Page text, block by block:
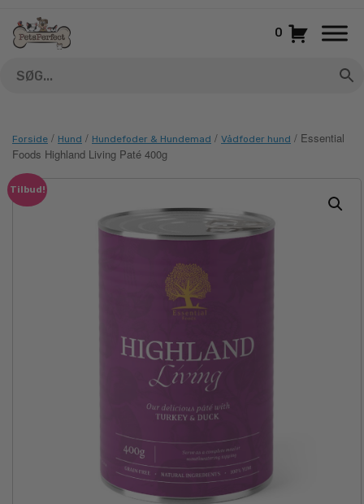
indhold
0
Forside / Hund / Hundefoder & Hundemad / Vådfoder hund / Essential
Foods Highland Living Paté 400g
Tilbud!